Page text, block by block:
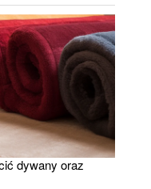
dywany oraz